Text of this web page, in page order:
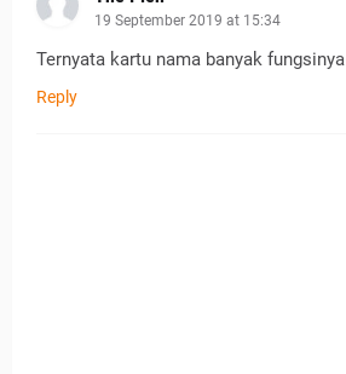
19 September 2019 at 15:34
Ternyata kartu nama banyak fungsinya
Reply